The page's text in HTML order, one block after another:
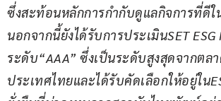
ซึ่งสะท้อนหลักการกำกับดูแลกิจการที่ดีใ
นอกจากนี้ยังได้รับการประเมินSET
ระดับ“AAA” ซึ่งเป็นระดับสูงสุดจากตล
ประเทศไทยและได้รับคัดเลือกให้อยู่ใน